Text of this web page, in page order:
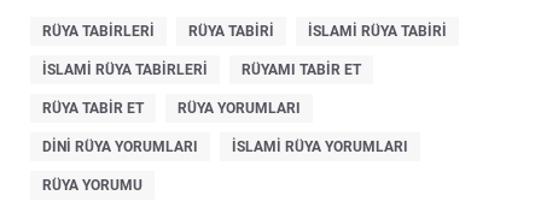
RÜYA TABIRLERI RÜYA TABIRI ISLAMI RÜYA TABIRI
ISLAMI RÜYA TABIRLERI RÜYAMI TABIR ET
RÜYA TABIR ET RÜYA YORUMLARI
DINI RÜYA YORUMLARI ISLAMI RÜYA YORUMLARI
RÜYA YORUMU